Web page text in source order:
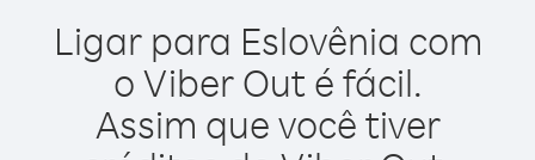
Ligar para Eslovênia com
o Viber Out é fácil.
Assim que você tiver